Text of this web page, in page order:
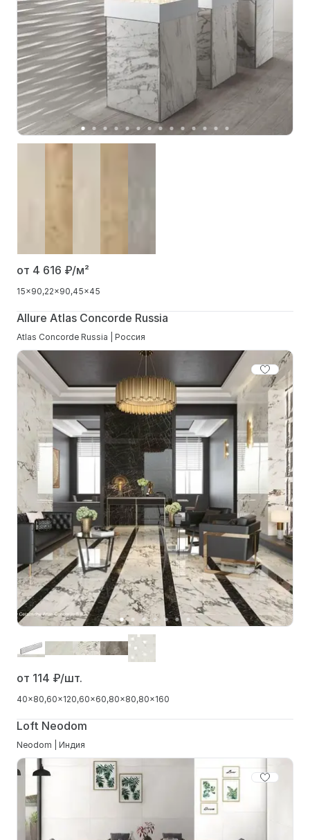
от 4 616 ₽/м²
15x90 22x90 45x45
Allure Atlas Concorde Russia
Atlas Concorde Russia | Россия
от 114 ₽/шт.
40x80 60x120 60x60 80x80 80x160
Loft Neodom
Neodom | Индия